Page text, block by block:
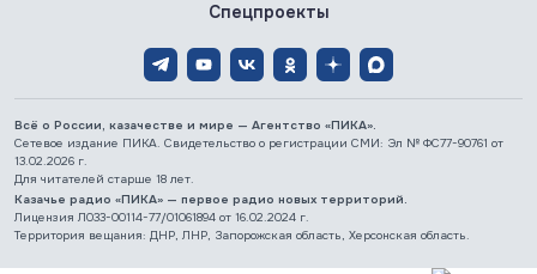
Спецпроекты
Всё о России, казачестве и мире — Агентство «ПИКА».
Сетевое издание ПИКА. Свидетельство о регистрации СМИ: Эл № ФС77-90761 от
13.02.2026 г.
Для читателей старше 18 лет.
Казачье радио «ПИКА» — первое радио новых территорий.
Лицензия Л033-00114-77/01061894 от 16.02.2024 г.
Территория вещания: ДНР, ЛНР, Запорожская область, Херсонская область.